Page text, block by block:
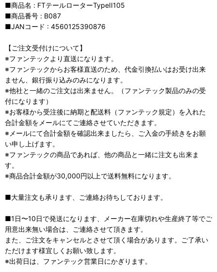
■商品名 : FTテールローターTypeII105
■商品番号 : B087
■JANコード : 4560125390876
【ご注文受付けについて】
※ファンテックより直送になります。
※ファンテックからお客様直送のため、代金引換払いはお受け出来
ません、銀行振り込みのみになります。
※他社と一緒のご注文は出来ません。（ファンテック製品のみの受
付になります）
※お客様から受注後に納期と配送料（ファンテック規定）を入れた
合計金額をメールにてご連絡させていただきます。
※メールにて合計金額を確認出来ましたら、ご入金の手続きをお願
い申し上げます。
※ファンテックの商品であれば、他の商品と一緒に注文も出来ま
す。
※商品合計金額が30,000円以上で送料無料になります。
■大量注文も承ります、ご連絡お待ちしております。
■1日〜10日で発送になります、メーカー在庫切れや生産終了等でご
用意出来無い場合は、ご連絡させて頂きます。
また、ご注文をキャンセルとさせて頂く場合があります。ご了承い
ただけます様宜しくお願い致します。
※出荷日は、ファンテック営業日にかぎります。